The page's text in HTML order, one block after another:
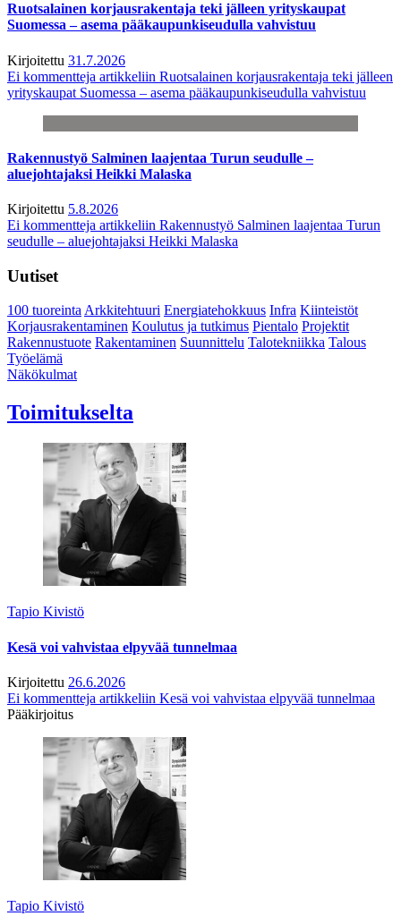
Ruotsalainen korjausrakentaja teki jälleen yrityskaupat
Suomessa – asema pääkaupunkiseudulla vahvistuu
Kirjoitettu 31.7.2026
Ei kommentteja artikkeliin Ruotsalainen korjausrakentaja teki jälleen
yrityskaupat Suomessa – asema pääkaupunkiseudulla vahvistuu
Rakennustyö Salminen laajentaa Turun seudulle –
aluejohtajaksi Heikki Malaska
Kirjoitettu 5.8.2026
Ei kommentteja artikkeliin Rakennustyö Salminen laajentaa Turun
seudulle – aluejohtajaksi Heikki Malaska
Uutiset
100 tuoreintaArkkitehtuuri Energiatehokkuus Infra Kiinteistöt
Korjausrakentaminen Koulutus ja tutkimus Pientalo Projektit
Rakennustuote Rakentaminen Suunnittelu Talotekniikka Talous
Työelämä
Näkökulmat
Toimitukselta
Tapio Kivistö
Kesä voi vahvistaa elpyvää tunnelmaa
Kirjoitettu 26.6.2026
Ei kommentteja artikkeliin Kesä voi vahvistaa elpyvää tunnelmaa
Pääkirjoitus
Tapio Kivistö